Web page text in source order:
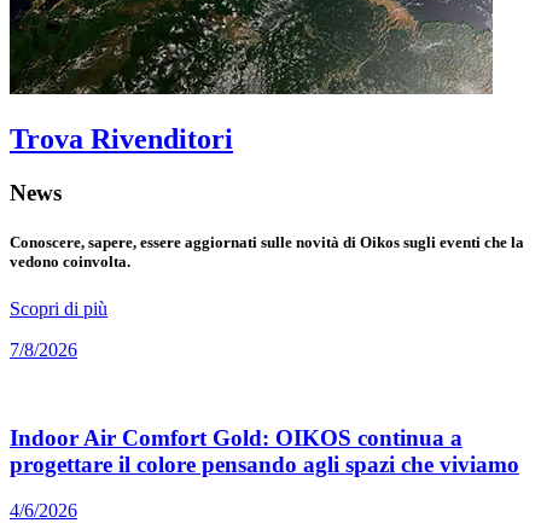
Trova Rivenditori
News
Conoscere, sapere, essere aggiornati sulle novità di Oikos sugli eventi che la
vedono coinvolta.
Scopri di più
7/8/2026
Indoor Air Comfort Gold: OIKOS continua a
progettare il colore pensando agli spazi che viviamo
4/6/2026